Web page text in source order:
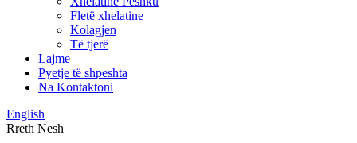
Fletë xhelatine
Kolagjen
Të tjerë
Lajme
Pyetje të shpeshta
Na Kontaktoni
English
Rreth Nesh